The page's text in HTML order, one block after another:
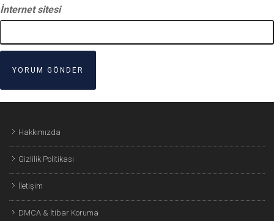
İnternet sitesi
Hakkımızda
Gizlilik Politikası
İletişim
DMCA & İtibar Koruma